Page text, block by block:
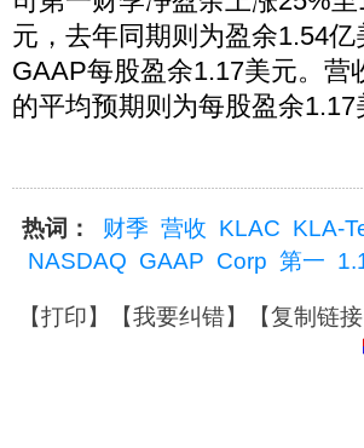
元，去年同期则为盈余1.54
GAAP每股盈余1.17美元。
的平均预期则为每股盈余
热词： 财季 营收 KLAC KLA-
NASDAQ GAAP Corp 第一
【打印】【我要纠错】【复制链接